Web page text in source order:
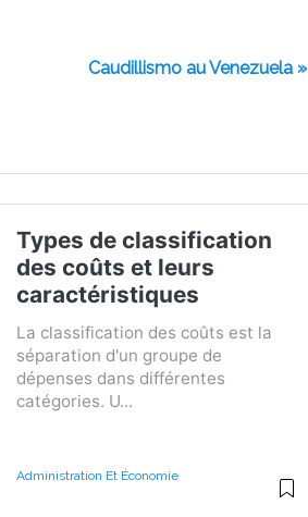
Caudillismo au Venezuela »
Types de classification
des coûts et leurs
caractéristiques
La classification des coûts est la
séparation d'un groupe de
dépenses dans différentes
catégories. U...
Administration Et Économie